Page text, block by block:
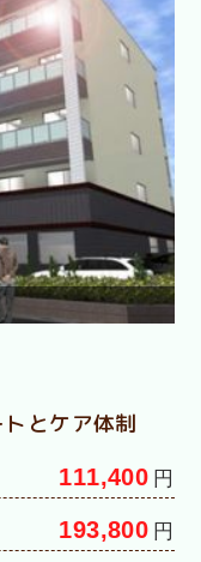
とケア体制
111,400 円
193,800 円